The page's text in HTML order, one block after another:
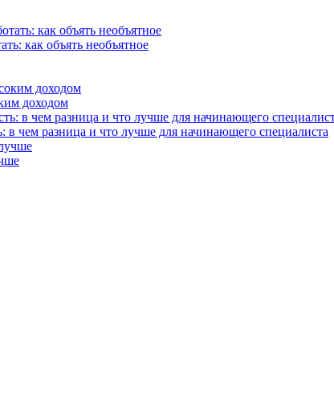
как объять необъятное
доходом
в чем разница и что лучше для начинающего специалиста